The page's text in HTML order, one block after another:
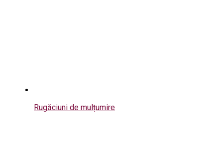
Rugăciuni de mulțumire